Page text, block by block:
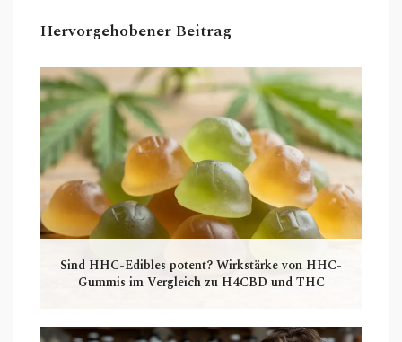
Hervorgehobener Beitrag
Sind HHC-Edibles potent? Wirkstärke von HHC-
Gummis im Vergleich zu H4CBD und THC